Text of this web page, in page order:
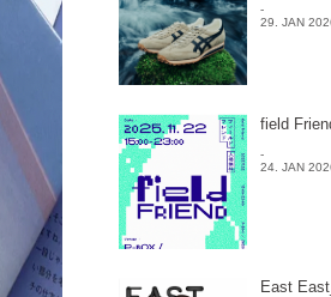
-
29. JAN
field
-
24. JAN
East